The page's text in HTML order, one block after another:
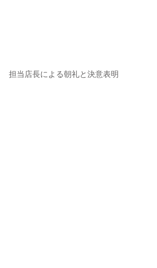
担当店長による朝礼と決意表明